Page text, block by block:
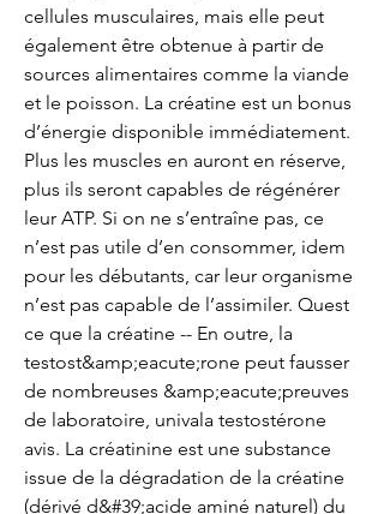
cellules musculaires, mais elle peut
également être obtenue à partir de
sources alimentaires comme la viande
et le poisson. La créatine est un bonus
d’énergie disponible immédiatement.
Plus les muscles en auront en réserve,
plus ils seront capables de régénérer
leur ATP. Si on ne s’entraîne pas, ce
n’est pas utile d’en consommer, idem
pour les débutants, car leur organisme
n’est pas capable de l’assimiler. Quest
ce que la créatine -- En outre, la
testost&amp;eacute;rone peut fausser
de nombreuses &amp;eacute;preuves
de laboratoire, univala testostérone
avis. La créatinine est une substance
issue de la dégradation de la créatine
(dérivé d&#39;acide aminé naturel) du